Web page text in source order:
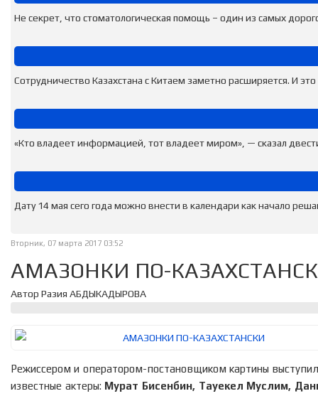
Не секрет, что стоматологическая помощь – один из самых
Сотрудничество Казахстана с Китаем заметно расширяется. И
«Кто владеет информацией, тот владеет миром», — сказал
Дату 14 мая сего года можно внести в календари как начало
Вторник, 07 марта 2017 03:52
АМАЗОНКИ ПО-
Автор Разия АБДЫКАДЫРОВА
Режиссером и оператором-постановщиком картины
известные актеры: Мурат Бисенбин, Тауекел Муслим,